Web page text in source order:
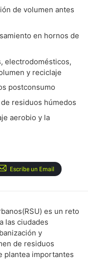
de volumen antes
en hornos de
electrodomésticos,
y reciclaje
postconsumo
residuos húmedos
aerobio y la
Escribe un Email
es un reto
las ciudades
y
de residuos
plantea importantes